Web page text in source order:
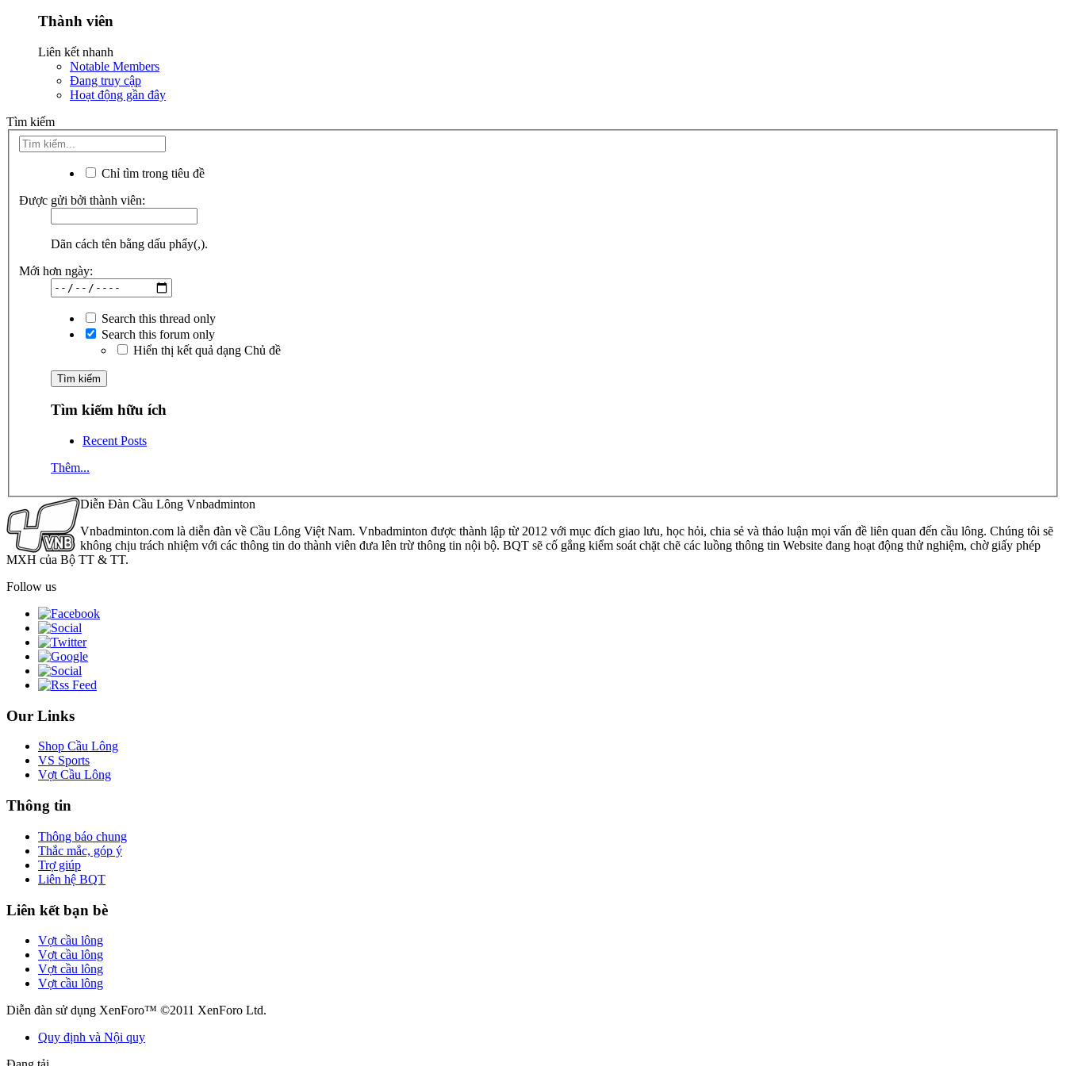
Thành viên
Liên kết nhanh
Notable Members
Đang truy cập
Hoạt động gần đây
Tìm kiếm
Chỉ tìm trong tiêu đề
Được gửi bởi thành viên:
Dãn cách tên bằng dấu phẩy(,).
Mới hơn ngày:
Search this thread only
Search this forum only
Hiển thị kết quả dạng Chủ đề
Tìm kiếm hữu ích
Recent Posts
Thêm...
Diễn Đàn Cầu Lông Vnbadminton
Vnbadminton.com là diễn đàn về Cầu Lông Việt Nam. Vnbadminton được thành lập từ 2012 với mục đích giao lưu, học hỏi, chia sẻ và thảo luận mọi vấn đề liên quan đến cầu lông. Chúng tôi sẽ
không chịu trách nhiệm với các thông tin do thành viên đưa lên trừ thông tin nội bộ. BQT sẽ cố gắng kiểm soát chặt chẽ các luồng thông tin Website đang hoạt động thử nghiệm, chờ giấy phép
MXH của Bộ TT & TT.
Follow us
Our Links
Shop Cầu Lông
VS Sports
Vợt Cầu Lông
Thông tin
Thông báo chung
Thắc mắc, góp ý
Trợ giúp
Liên hệ BQT
Liên kết bạn bè
Vợt cầu lông
Vợt cầu lông
Vợt cầu lông
Vợt cầu lông
Diễn đàn sử dụng XenForo™ ©2011 XenForo Ltd.
Quy định và Nội quy